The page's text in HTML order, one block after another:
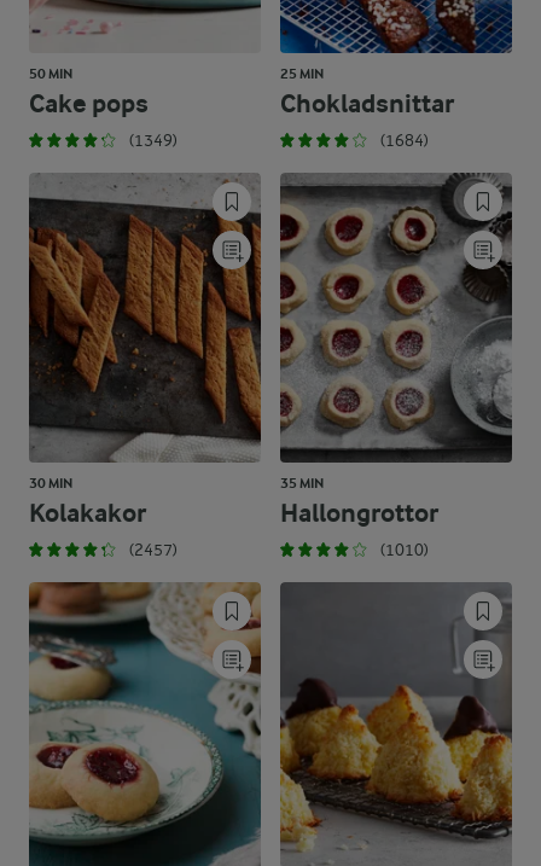
50 MIN
Cake pops
(1349)
25 MIN
Chokladsnittar
(1684)
30 MIN
Kolakakor
(2457)
35 MIN
Hallongrottor
(1010)